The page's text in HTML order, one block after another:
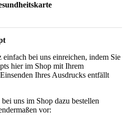
bei uns einreichen, indem Sie
hier im Shop mit Ihrem
Ihres Ausdrucks entfällt
uns im Shop dazu bestellen
vor: